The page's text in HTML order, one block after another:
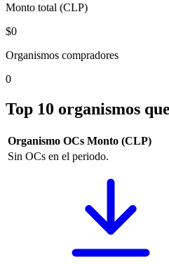
Monto total (CLP)
$0
Organismos compradores
0
Top 10 organismos
Organismo OCs Monto (CLP)
Sin OCs en el periodo.